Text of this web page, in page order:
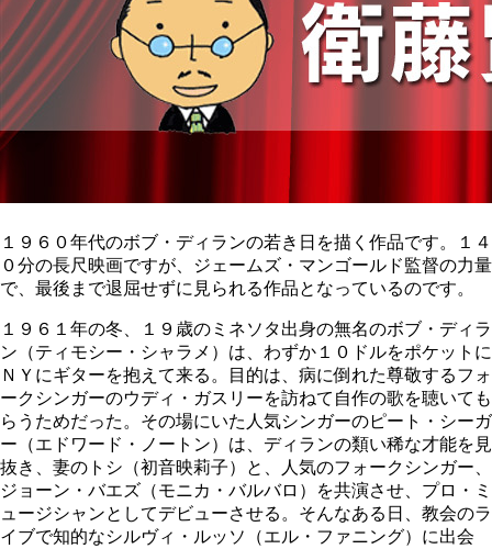
１９６０年代のボブ・ディランの若き日を描く作品です。１４
０分の長尺映画ですが、ジェームズ・マンゴールド監督の力量
で、最後まで退屈せずに見られる作品となっているのです。
１９６１年の冬、１９歳のミネソタ出身の無名のボブ・ディラ
ン（ティモシー・シャラメ）は、わずか１０ドルをポケットに
ＮＹにギターを抱えて来る。目的は、病に倒れた尊敬するフォ
ークシンガーのウディ・ガスリーを訪ねて自作の歌を聴いても
らうためだった。その場にいた人気シンガーのピート・シーガ
ー（エドワード・ノートン）は、ディランの類い稀な才能を見
抜き、妻のトシ（初音映莉子）と、人気のフォークシンガー、
ジョーン・バエズ（モニカ・バルバロ）を共演させ、プロ・ミ
ュージシャンとしてデビューさせる。そんなある日、教会のラ
イブで知的なシルヴィ・ルッソ（エル・ファニング）に出会